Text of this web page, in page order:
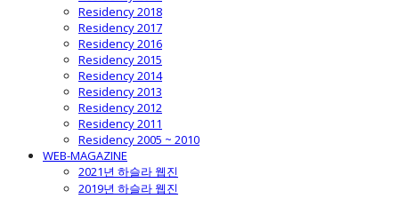
Residency 2018
Residency 2017
Residency 2016
Residency 2015
Residency 2014
Residency 2013
Residency 2012
Residency 2011
Residency 2005 ~ 2010
WEB-MAGAZINE
2021년 하슬라 웹진
2019년 하슬라 웹진